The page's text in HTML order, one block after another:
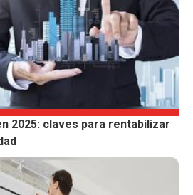
2025: claves para rentabilizar